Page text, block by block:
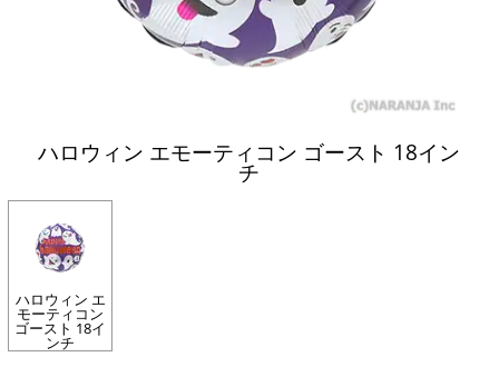
ハロウィン エモーティコン ゴースト 18イン
チ
ハロウィン エ
モーティコン
ゴースト 18イ
ンチ